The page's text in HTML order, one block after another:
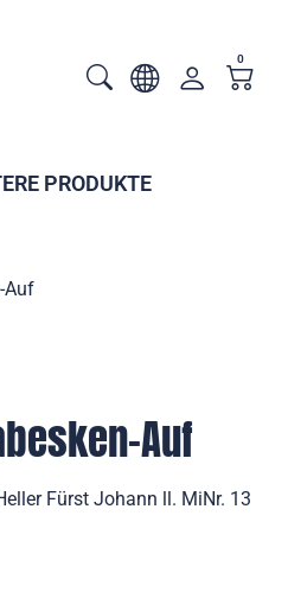
0
PRODUKTE
Auf
Auf
Fürst Johann ll. MiNr. 13